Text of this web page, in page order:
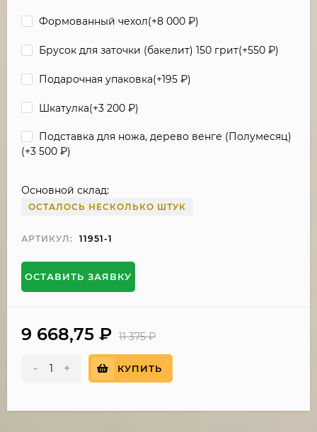
Формованный чехол(+8 000 ₽)
Брусок для заточки (бакелит) 150 грит(+550 ₽)
Подарочная упаковка(+195 ₽)
Шкатулка(+3 200 ₽)
Подставка для ножа, дерево венге (Полумесяц)
(+3 500 ₽)
Основной склад:
ОСТАЛОСЬ НЕСКОЛЬКО ШТУК
АРТИКУЛ: 11951-1
ОСТАВИТЬ ЗАЯВКУ
9 668,75 ₽ 11 375₽
- + КУПИТЬ